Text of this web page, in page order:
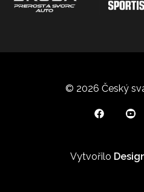
© 2026 Český
Vytvořilo